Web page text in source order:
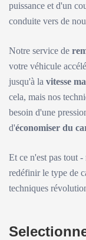
puissance et d'un
conduite vers de
Notre service de
votre véhicule
jusqu'à la vitesse
cela, mais nos
besoin d'une
d'économiser du
Et ce n'est pas tout
redéfinir le type de
techniques